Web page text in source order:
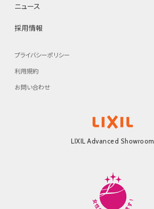
ニュース
採用情報
プライバシーポリシー
利用規約
お問い合わせ
LIXIL Advanced Showroom